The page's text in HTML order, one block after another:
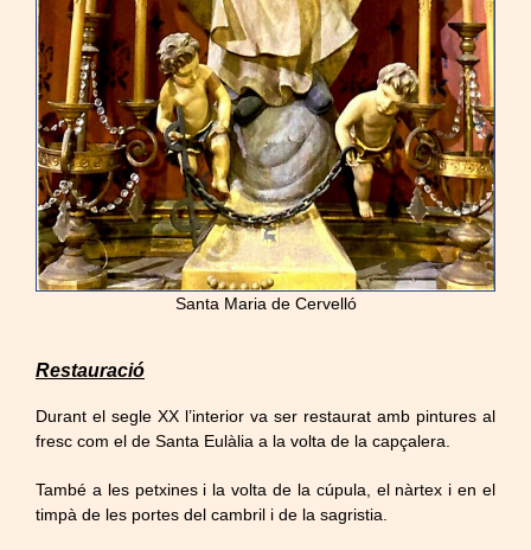
Santa Maria de Cervelló
Restauració
Durant el segle XX l’interior va ser restaurat amb pintures al
fresc com el de Santa Eulàlia a la volta de la capçalera.
També a les petxines i la volta de la cúpula, el nàrtex i en el
timpà de les portes del cambril i de la sagristia.